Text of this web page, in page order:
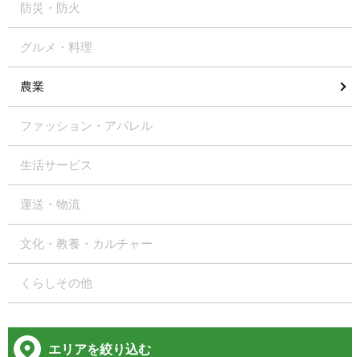
防災・防火
グルメ・料理
農業
ファッション・アパレル
生活サービス
運送・物流
文化・教養・カルチャー
くらしその他
エリアを絞り込む